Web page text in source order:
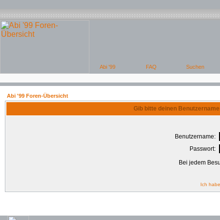
Abi '99 Foren-Übersicht
Gib bitte deinen
Benutzername:
Passwort:
Bei jedem
Ich